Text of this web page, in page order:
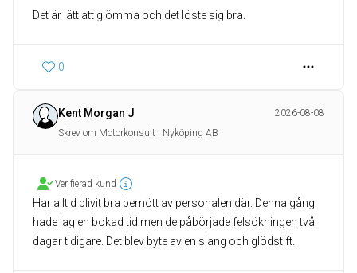
Det är lätt att glömma och det löste sig bra.
0
Kent Morgan J
2026-08-08
Skrev om Motorkonsult i Nyköping AB
Verifierad kund
Har alltid blivit bra bemött av personalen där. Denna gång
hade jag en bokad tid men de påbörjade felsökningen två
dagar tidigare. Det blev byte av en slang och glödstift.